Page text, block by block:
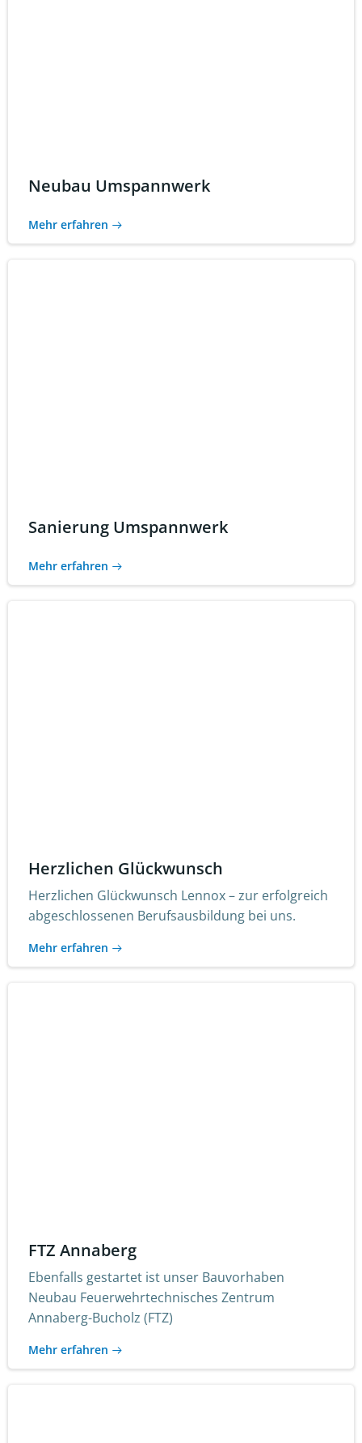
Neubau Umspannwerk
Mehr erfahren
Sanierung Umspannwerk
Mehr erfahren
Herzlichen Glückwunsch
Herzlichen Glückwunsch Lennox – zur erfolgreich
abgeschlossenen Berufsausbildung bei uns.
Mehr erfahren
FTZ Annaberg
Ebenfalls gestartet ist unser Bauvorhaben
Neubau Feuerwehrtechnisches Zentrum
Annaberg-Bucholz (FTZ)
Mehr erfahren